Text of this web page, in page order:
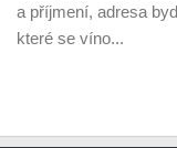
a příjmení, adresa
které se víno...